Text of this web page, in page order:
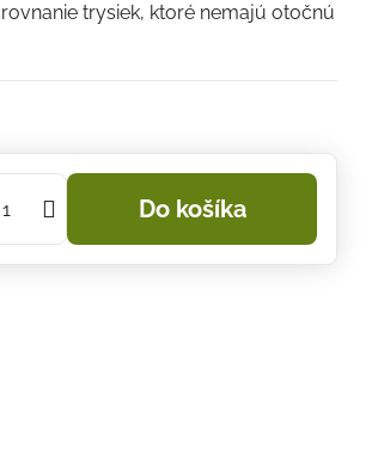
trysiek, ktoré nemajú otočnú
Do košíka